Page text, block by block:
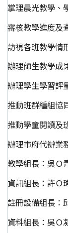
掌理晨光教學、
審核教學進度及
訪視各班教學情
辦理師生教學成
辦理學生學習評
推動班群編組協
推動學童閱讀及
辦理市府代辦業
教學組長：吳Ｏ
資訊組長：許Ｏ
註冊設備組長：
資料組長：吳Ｏ